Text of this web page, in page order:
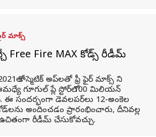
మాక్స్
Free Fire MAX కోడ్స్ రీడీమ్
కాస్మెటిక్ అప్‌లతో ఫ్రీ ఫైర్ మాక్స్ ని
గూగుల్ ప్లే స్టోర్‌లో 100 మిలియన్
ఈ సందర్భంగా డెవలపర్‌లు 12-అంకెల
అందించడం ప్రారంభించారు, దీనివల్ల
రీడీమ్ చేసుకోవచ్చు.